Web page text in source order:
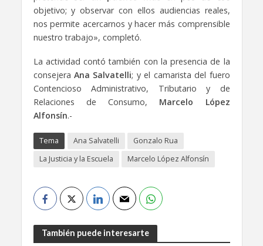
objetivo; y observar con ellos audiencias reales,
nos permite acercarnos y hacer más comprensible
nuestro trabajo», completó.
La actividad contó también con la presencia de la
consejera Ana Salvatelli; y el camarista del fuero
Contencioso Administrativo, Tributario y de
Relaciones de Consumo, Marcelo López
Alfonsín.-
Tema Ana Salvatelli
Gonzalo Rua
La Justicia y la Escuela
Marcelo López Alfonsín
También puede interesarte